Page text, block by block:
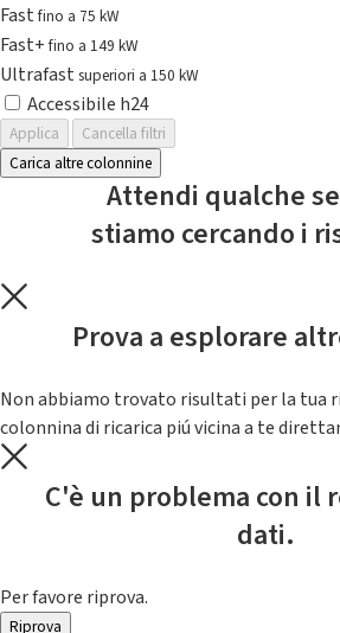
Fastfino a 75 kW
Fast+fino a 149 kW
Ultrafast superiori a 150 kW
Accessibile h24
Applica
Cancella filtri
Carica altre colonnine
Attendi qualche
stiamo cercando i
Prova a esplorare
Non abbiamo trovato risultati per la tua
colonnina di ricarica piú vicina a te
C'è un problema con il
dati.
Per favore riprova.
Riprova